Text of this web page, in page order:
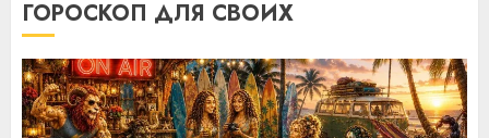
ГОРОСКОП ДЛЯ СВОИХ